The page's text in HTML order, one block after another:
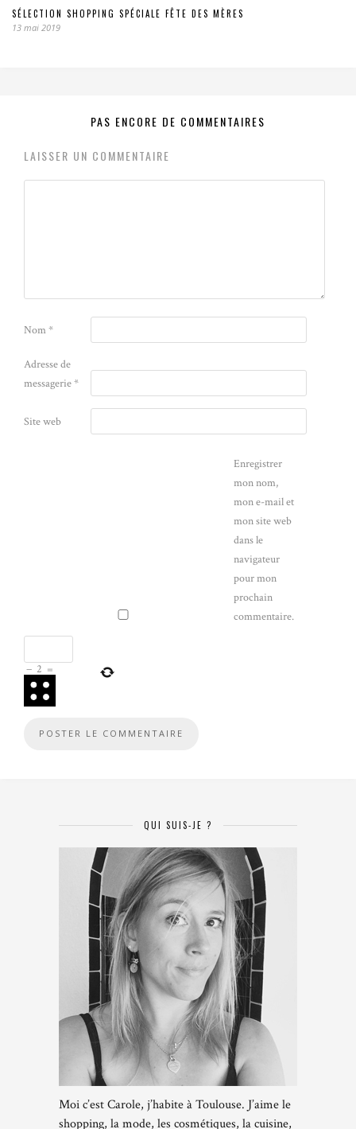
SÉLECTION SHOPPING SPÉCIALE FÊTE DES MÈRES
13 mai 2019
PAS ENCORE DE COMMENTAIRES
LAISSER UN COMMENTAIRE
Nom*
Adresse de
messagerie*
Site web
Enregistrer
mon nom,
mon e-mail et
mon site web
dans le
navigateur
pour mon
prochain
commentaire.
− 2 =
QUI SUIS-JE ?
Moi c’est Carole, j’habite à Toulouse. J’aime le
shopping, la mode, les cosmétiques, la cuisine,